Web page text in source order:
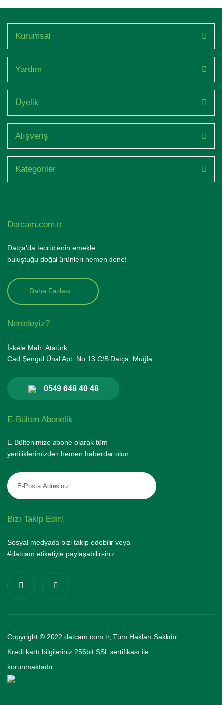
Kurumsal
Yardım
Üyelik
Alışveriş
Kategoriler
Datcam.com.tr
Datça’da tecrübenin emekle
buluştuğu doğal ürünleri hemen dene!
Daha Fazlası...
Neredeyiz?
İskele Mah. Atatürk
Cad.Şengül Ünal Apt. No:13 C/B Datça, Muğla
0549 648 40 48
E-Bülten Abonelik
E-Bültenimize abone olarak tüm
yeniliklerimizden hemen haberdar olun
Bizi Takip Edin!
Sosyal medyada bizi takip edebilir veya
#datcam etiketiyle paylaşabilirsiniz.
Copyright © 2022 datcam.com.tr, Tüm Hakları Saklıdır.
Kredi kartı bilgileriniz 256bit SSL sertifikası ile